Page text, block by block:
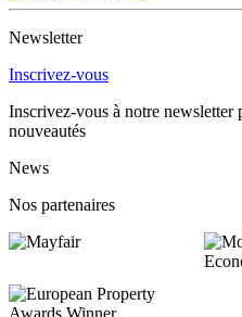
Newsletter
Inscrivez-vous
Inscrivez-vous à notre newsletter
nouveautés
News
Nos partenaires